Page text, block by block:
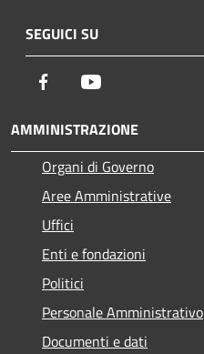
SEGUICI SU
Facebook
AMMINISTRAZIONE
Organi di Governo
Aree Amministrative
Uffici
Enti e fondazioni
Politici
Personale Amministrativo
Documenti e dati